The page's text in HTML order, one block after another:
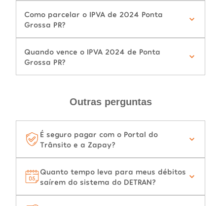
Como parcelar o IPVA de 2024 Ponta
Grossa PR?
Quando vence o IPVA 2024 de Ponta
Grossa PR?
Outras perguntas
É seguro pagar com o Portal do
Trânsito e a Zapay?
Quanto tempo leva para meus débitos
saírem do sistema do DETRAN?